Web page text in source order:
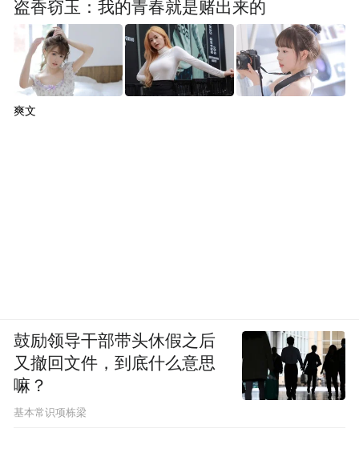
盗香窃玉：我的青春就是赌出来的
爽文
鼓励领导干部带头休假之后
又撤回文件，到底什么意思
嘛？
基本常识项栋梁